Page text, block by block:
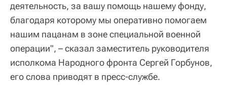
деятельность, за вашу помощь нашему фонду,
благодаря которому мы оперативно помогаем
нашим пацанам в зоне специальной военной
операции", – сказал заместитель руководителя
исполкома Народного фронта Сергей Горбунов,
его слова приводят в пресс-службе.